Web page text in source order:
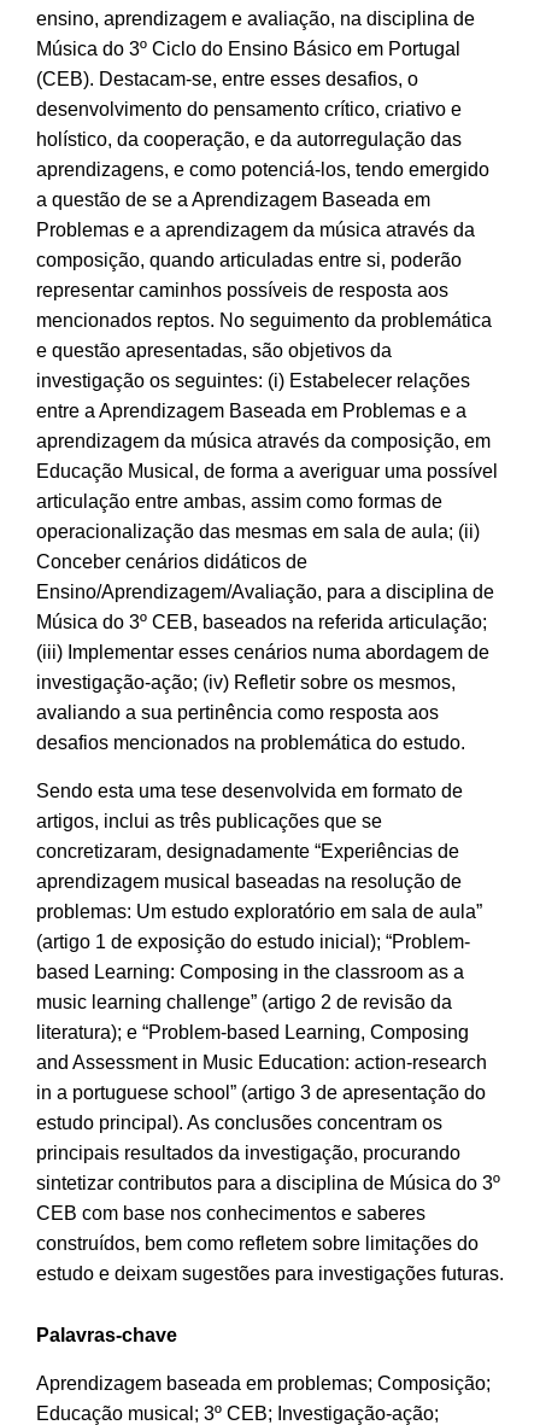
ensino, aprendizagem e avaliação, na disciplina de
Música do 3º Ciclo do Ensino Básico em Portugal
(CEB). Destacam-se, entre esses desafios, o
desenvolvimento do pensamento crítico, criativo e
holístico, da cooperação, e da autorregulação das
aprendizagens, e como potenciá-los, tendo emergido
a questão de se a Aprendizagem Baseada em
Problemas e a aprendizagem da música através da
composição, quando articuladas entre si, poderão
representar caminhos possíveis de resposta aos
mencionados reptos. No seguimento da problemática
e questão apresentadas, são objetivos da
investigação os seguintes: (i) Estabelecer relações
entre a Aprendizagem Baseada em Problemas e a
aprendizagem da música através da composição, em
Educação Musical, de forma a averiguar uma possível
articulação entre ambas, assim como formas de
operacionalização das mesmas em sala de aula; (ii)
Conceber cenários didáticos de
Ensino/Aprendizagem/Avaliação, para a disciplina de
Música do 3º CEB, baseados na referida articulação;
(iii) Implementar esses cenários numa abordagem de
investigação-ação; (iv) Refletir sobre os mesmos,
avaliando a sua pertinência como resposta aos
desafios mencionados na problemática do estudo.
Sendo esta uma tese desenvolvida em formato de
artigos, inclui as três publicações que se
concretizaram, designadamente “Experiências de
aprendizagem musical baseadas na resolução de
problemas: Um estudo exploratório em sala de aula”
(artigo 1 de exposição do estudo inicial); “Problem-
based Learning: Composing in the classroom as a
music learning challenge” (artigo 2 de revisão da
literatura); e “Problem-based Learning, Composing
and Assessment in Music Education: action-research
in a portuguese school” (artigo 3 de apresentação do
estudo principal). As conclusões concentram os
principais resultados da investigação, procurando
sintetizar contributos para a disciplina de Música do 3º
CEB com base nos conhecimentos e saberes
construídos, bem como refletem sobre limitações do
estudo e deixam sugestões para investigações futuras.
Palavras-chave
Aprendizagem baseada em problemas; Composição;
Educação musical; 3º CEB; Investigação-ação;